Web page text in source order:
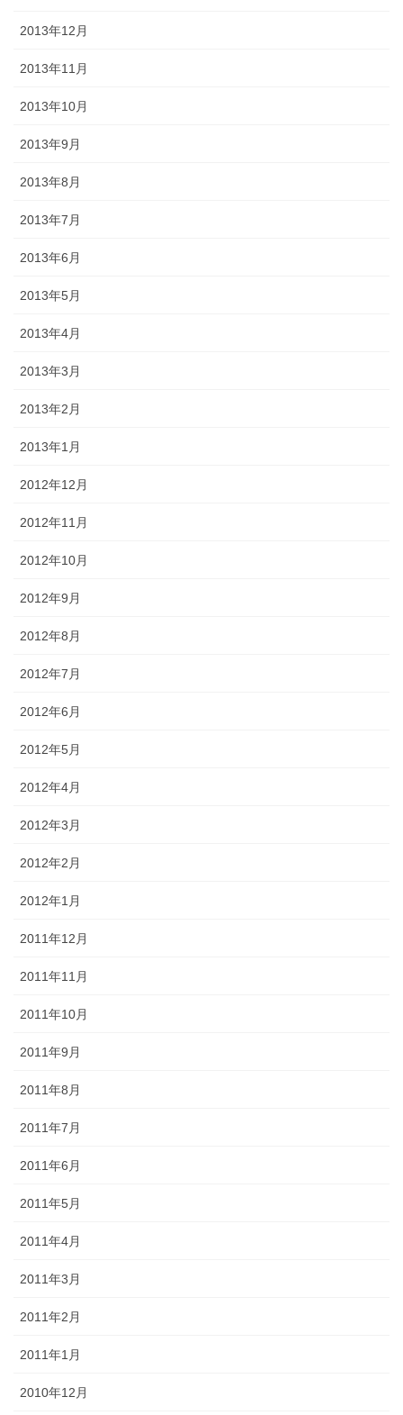
2013年12月
2013年11月
2013年10月
2013年9月
2013年8月
2013年7月
2013年6月
2013年5月
2013年4月
2013年3月
2013年2月
2013年1月
2012年12月
2012年11月
2012年10月
2012年9月
2012年8月
2012年7月
2012年6月
2012年5月
2012年4月
2012年3月
2012年2月
2012年1月
2011年12月
2011年11月
2011年10月
2011年9月
2011年8月
2011年7月
2011年6月
2011年5月
2011年4月
2011年3月
2011年2月
2011年1月
2010年12月